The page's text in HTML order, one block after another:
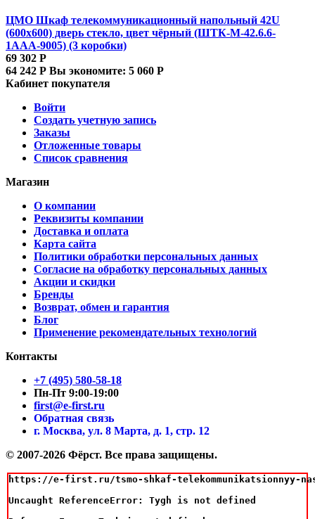
ЦМО Шкаф телекоммуникационный напольный 42U
(600x600) дверь стекло, цвет чёрный (ШТК-М-42.6.6-
1ААА-9005) (3 коробки)
69 302 Р
64 242 Р Вы экономите: 5 060 Р
Кабинет покупателя
Войти
Создать учетную запись
Заказы
Отложенные товары
Список сравнения
Магазин
О компании
Реквизиты компании
Доставка и оплата
Карта сайта
Политики обработки персональных данных
Согласие на обработку персональных данных
Акции и скидки
Бренды
Возврат, обмен и гарантия
Блог
Применение рекомендательных технологий
Контакты
+7 (495) 580-58-18
Пн-Пт 9:00-19:00
first@e-first.ru
Обратная связь
г. Москва, ул. 8 Марта, д. 1, стр. 12
© 2007-2026 Фёрст. Все права защищены.
https://e-first.ru/tsmo-shkaf-telekommunikatsionnyy-
Uncaught ReferenceError: Tygh is not defined